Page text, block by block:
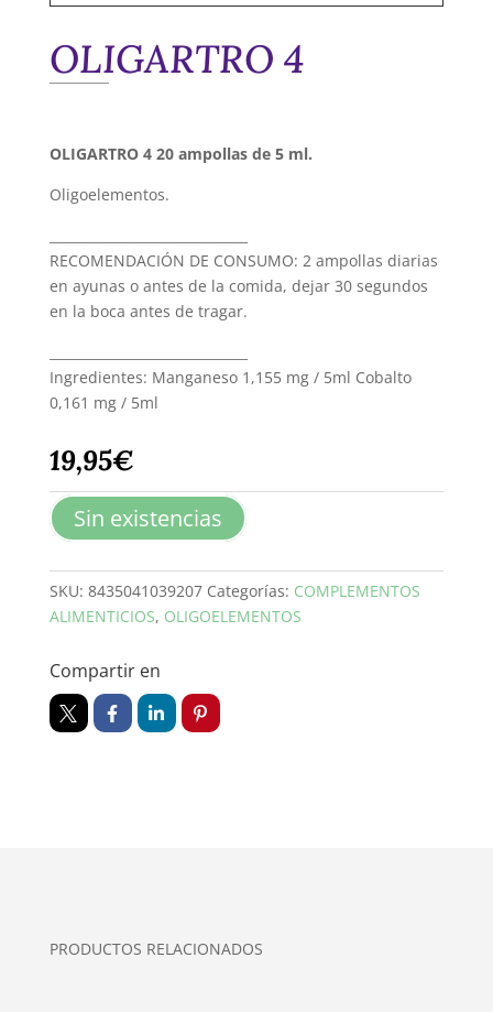
OLIGARTRO 4
OLIGARTRO 4 20 ampollas de 5 ml.
Oligoelementos.
RECOMENDACIÓN DE CONSUMO: 2 ampollas diarias
en ayunas o antes de la comida, dejar 30 segundos
en la boca antes de tragar.
Ingredientes: Manganeso 1,155 mg / 5ml Cobalto
0,161 mg / 5ml
19,95€
Sin existencias
SKU: 8435041039207 Categorías: COMPLEMENTOS
ALIMENTICIOS, OLIGOELEMENTOS
Compartir en
PRODUCTOS RELACIONADOS